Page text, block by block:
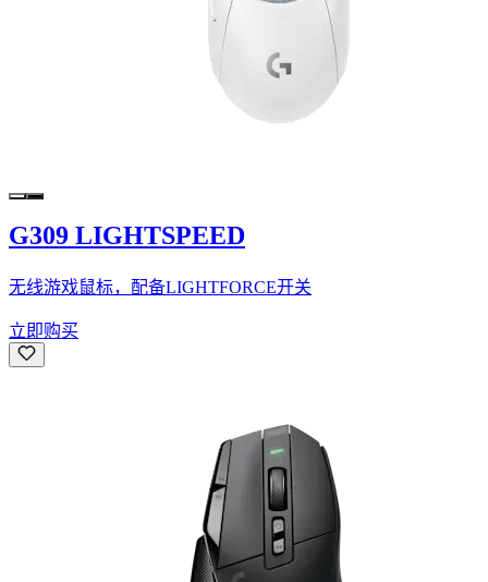
G309 LIGHTSPEED
无线游戏鼠标，配备LIGHTFORCE开关
立即购买